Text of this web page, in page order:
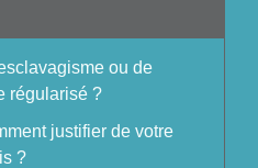
ou de
régularisé ?
justifier de votre
?